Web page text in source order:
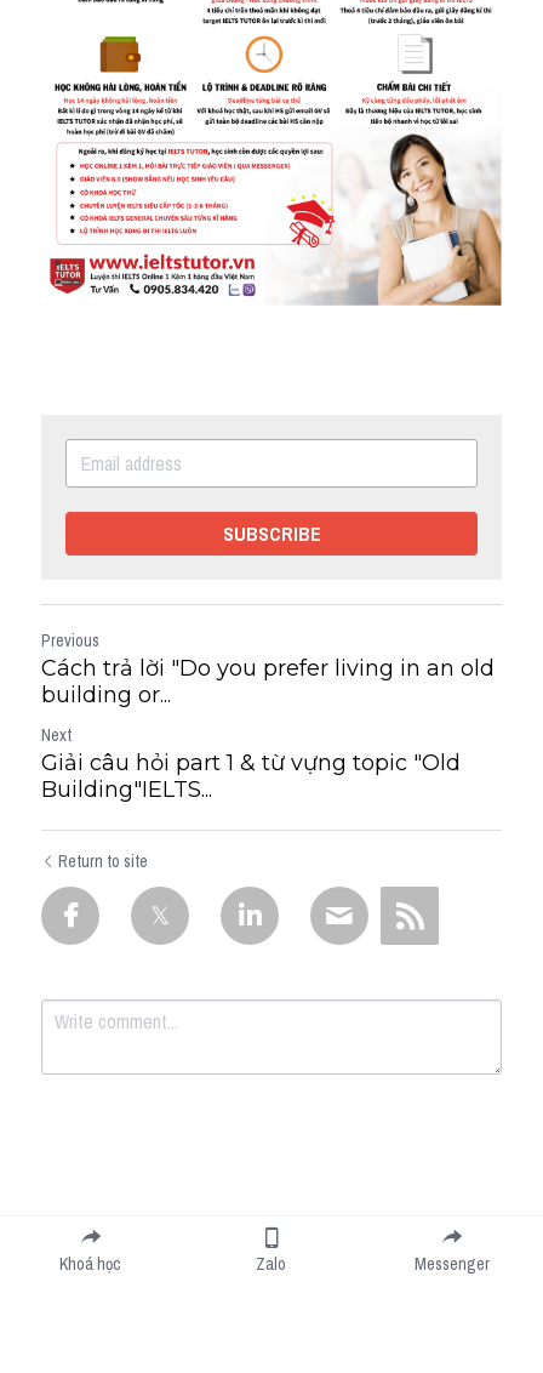
SUBSCRIBE
Previous
Cách trả lời "Do you prefer living in an old
building or...
Next
Giải câu hỏi part 1 & từ vựng topic "Old
Building"IELTS...
Return to site
Submit
Khoá học Zalo Messenger